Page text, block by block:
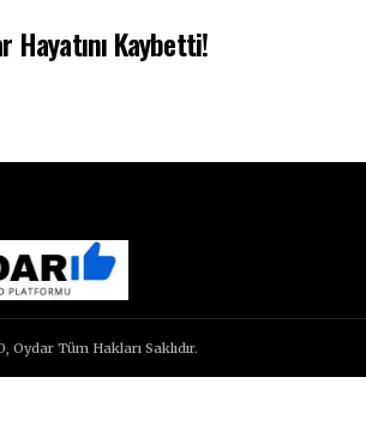
Hayatını Kaybetti!
Tüm Hakları Saklıdır.